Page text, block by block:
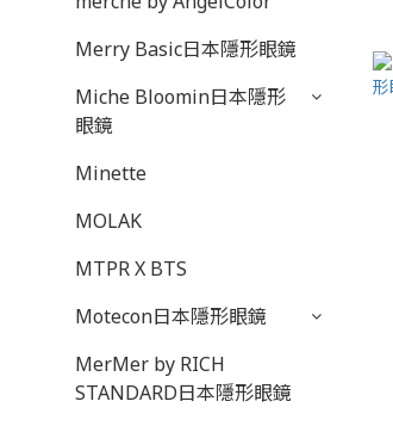
Merry Basic日本隱形眼鏡
Miche Bloomin日本隱形
眼鏡
Minette
MOLAK
MTPR X BTS
Motecon日本隱形眼鏡
MerMer by RICH
STANDARD日本隱形眼鏡